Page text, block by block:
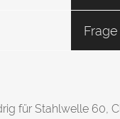
für Stahlwelle 60,